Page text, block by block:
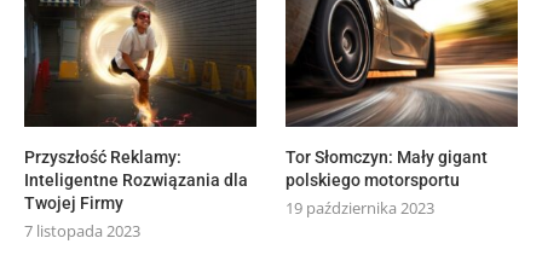
Przyszłość Reklamy:
Inteligentne Rozwiązania dla
Twojej Firmy
7 listopada 2023
Tor Słomczyn: Mały gigant
polskiego motorsportu
19 października 2023